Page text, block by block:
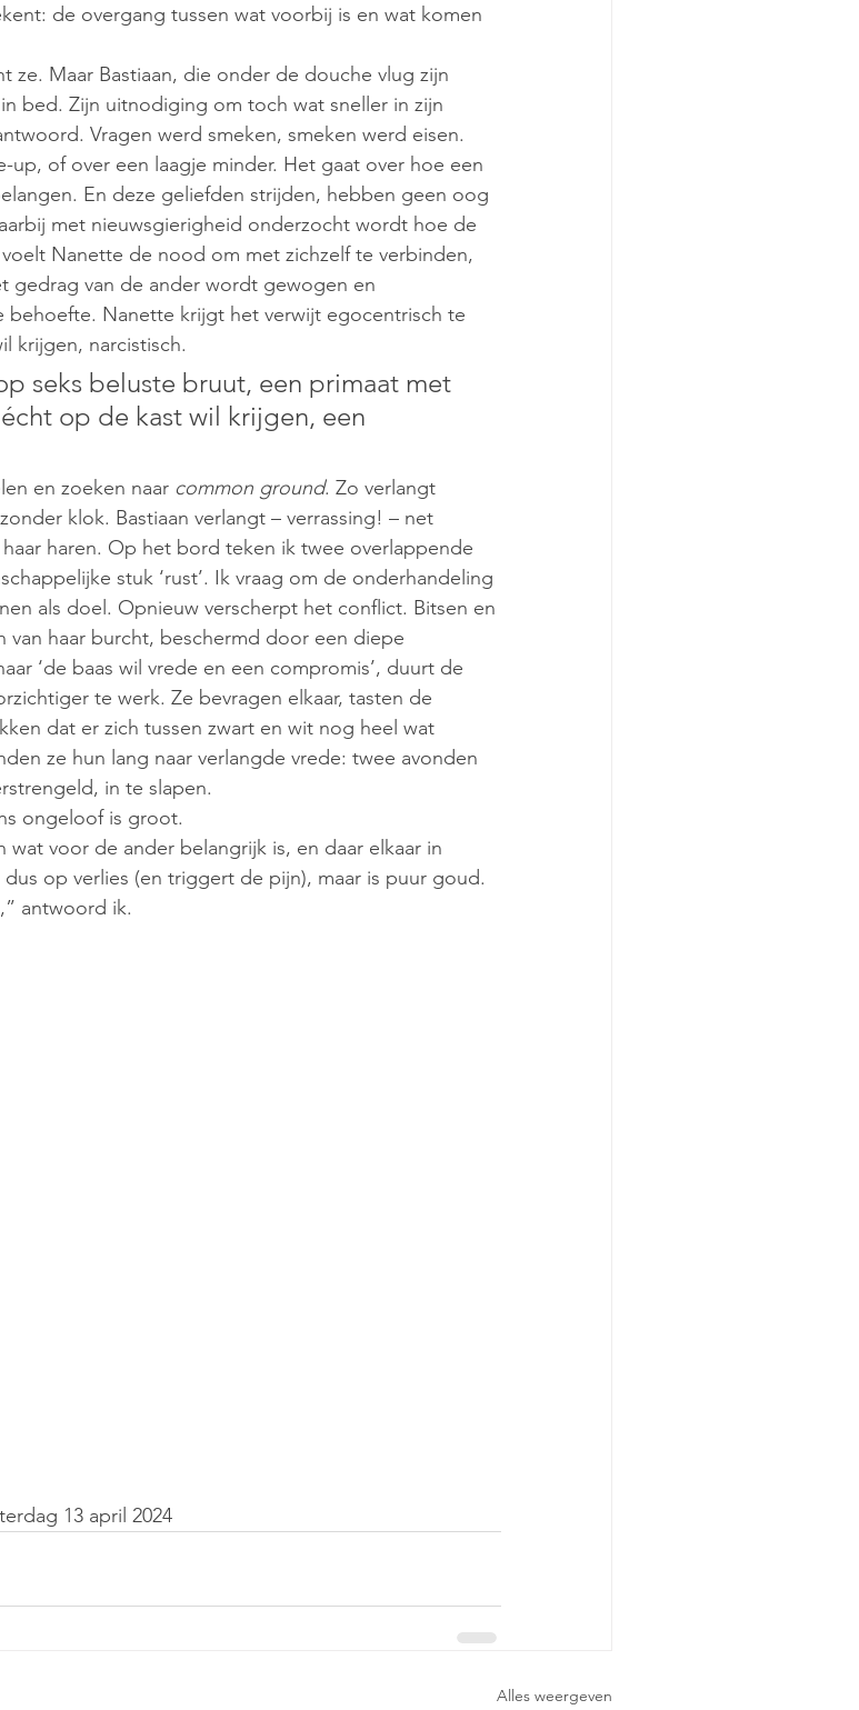
de overgang tussen wat voorbij is en wat komen
ze. Maar Bastiaan, die onder de douche vlug zijn
bed. Zijn uitnodiging om toch wat sneller in zijn
Vragen werd smeken, smeken werd eisen.
up, of over een laagje minder. Het gaat over hoe een
En deze geliefden strijden, hebben geen oog
met nieuwsgierigheid onderzocht wordt hoe de
Nanette de nood om met zichzelf te verbinden,
gedrag van de ander wordt gewogen en
behoefte. Nanette krijgt het verwijt egocentrisch te
krijgen, narcistisch.
seks beluste bruut, een primaat met
op de kast wil krijgen, een
en zoeken naar common ground. Zo verlangt
klok. Bastiaan verlangt – verrassing! – net
haren. Op het bord teken ik twee overlappende
stuk ‘rust’. Ik vraag om de onderhandeling
als doel. Opnieuw verscherpt het conflict. Bitsen en
haar burcht, beschermd door een diepe
‘de baas wil vrede en een compromis’, duurt de
te werk. Ze bevragen elkaar, tasten de
dat er zich tussen zwart en wit nog heel wat
ze hun lang naar verlangde vrede: twee avonden
in te slapen.
ongeloof is groot.
voor de ander belangrijk is, en daar elkaar in
op verlies (en triggert de pijn), maar is puur goud.
antwoord ik.
13 april 2024
Alles weergeven